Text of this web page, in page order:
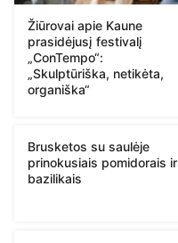
Žiūrovai apie Kaune
prasidėjusį festivalį
„ConTempo“:
„Skulptūriška, netikėta,
organiška“
Brusketos su saulėje
prinokusiais pomidorais ir
bazilikais